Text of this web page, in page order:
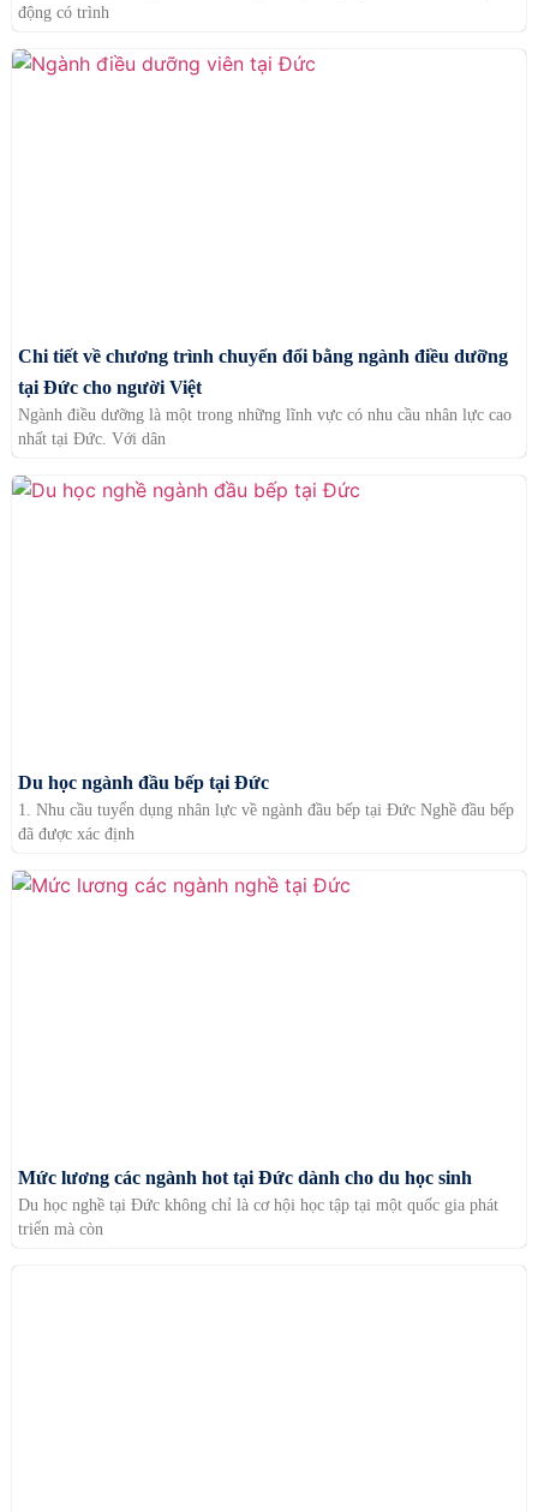
động có trình
Chi tiết về chương trình chuyển đổi bằng ngành điều dưỡng
tại Đức cho người Việt
Ngành điều dưỡng là một trong những lĩnh vực có nhu cầu nhân lực cao
nhất tại Đức. Với dân
Du học ngành đầu bếp tại Đức
1. Nhu cầu tuyển dụng nhân lực về ngành đầu bếp tại Đức Nghề đầu bếp
đã được xác định
Mức lương các ngành hot tại Đức dành cho du học sinh
Du học nghề tại Đức không chỉ là cơ hội học tập tại một quốc gia phát
triển mà còn